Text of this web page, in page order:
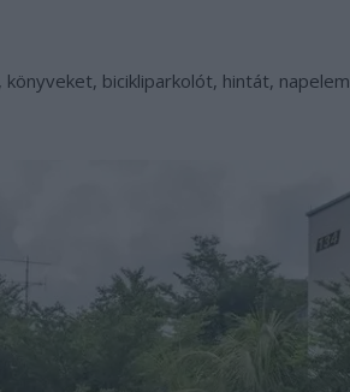
bicikliparkolót, hintát,